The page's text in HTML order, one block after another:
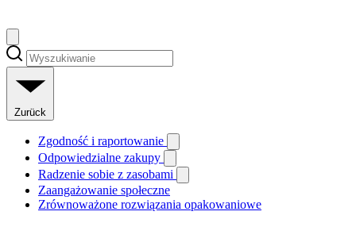
Zurück
Zgodność i raportowanie
Odpowiedzialne zakupy
Radzenie sobie z zasobami
Zaangażowanie społeczne
Zrównoważone rozwiązania opakowaniowe